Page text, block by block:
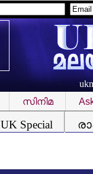
സിനിമ
UK Special